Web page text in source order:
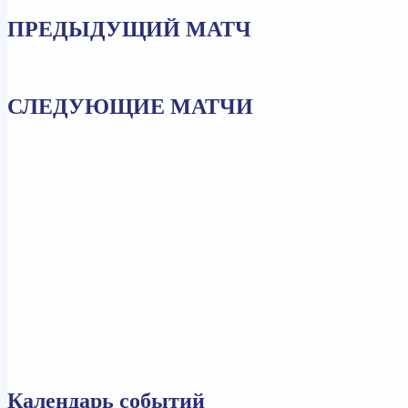
ПРЕДЫДУЩИЙ МАТЧ
СЛЕДУЮЩИЕ МАТЧИ
Календарь событий